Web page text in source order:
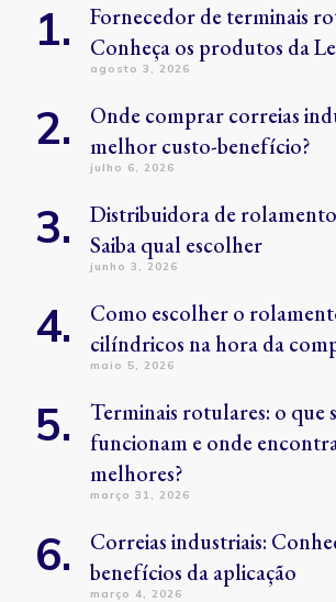
Fornecedor de terminais
Conheça os produtos da
agosto 3, 2026
Onde comprar correias
melhor custo-benefício?
julho 6, 2026
Distribuidora de
Saiba qual escolher
junho 3, 2026
Como escolher o
cilíndricos na hora da
maio 5, 2026
Terminais rotulares: o que
funcionam e onde
melhores?
março 31, 2026
Correias industriais:
benefícios da aplicação
março 4, 2026